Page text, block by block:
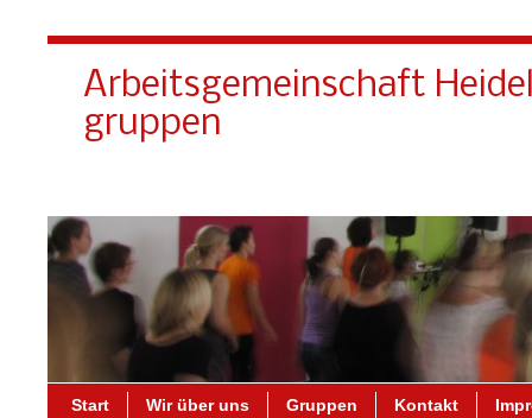
Arbeitsgemeinschaft
gruppen
Start Wir über uns Gruppen Kontakt